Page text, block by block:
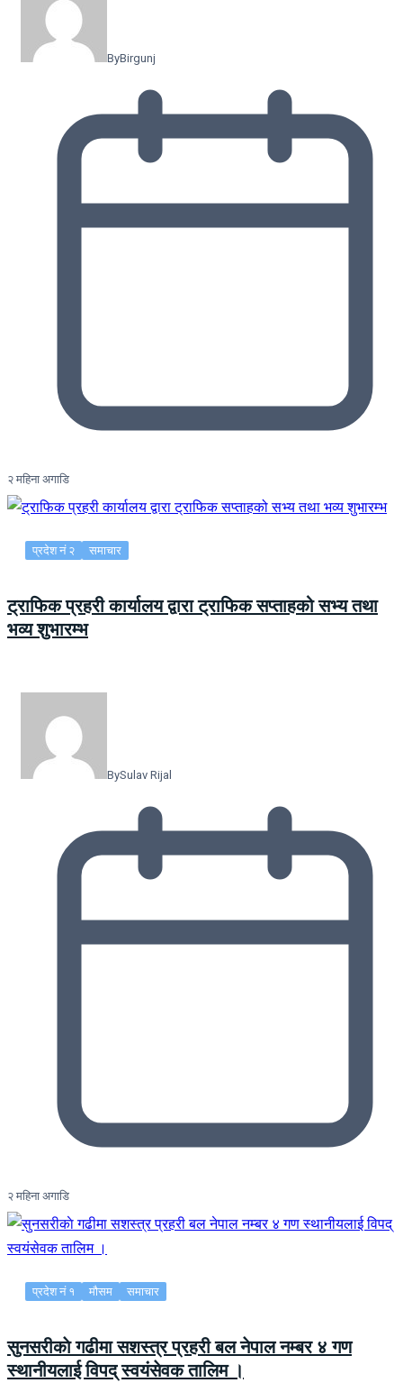
ByBirgunj
२ महिना अगाडि
प्रदेश नं २ समाचार
ट्राफिक प्रहरी कार्यालय द्वारा ट्राफिक सप्ताहको सभ्य तथा
भव्य शुभारम्भ
BySulav Rijal
२ महिना अगाडि
प्रदेश नं १ मौसम समाचार
सुनसरीकाे गढीमा सशस्त्र प्रहरी बल नेपाल नम्बर ४ गण
स्थानीयलाई विपद् स्वयंसेवक तालिम ।